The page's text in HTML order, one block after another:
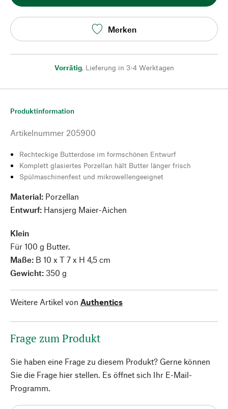
Merken
Vorrätig, Lieferung in 3-4 Werktagen
Produktinformation
Artikelnummer 205900
Rechteckige Butterdose im formschönen Entwurf
Komplett glasiertes Porzellan hält Butter länger frisch
Spülmaschinenfest und mikrowellengeeignet
Material: Porzellan
Entwurf: Hansjerg Maier-Aichen
Klein
Für 100 g Butter.
Maße: B 10 x T 7 x H 4,5 cm
Gewicht: 350 g
Weitere Artikel von Authentics
Frage zum Produkt
Sie haben eine Frage zu diesem Produkt? Gerne können
Sie die Frage hier stellen. Es öffnet sich Ihr E-Mail-
Programm.